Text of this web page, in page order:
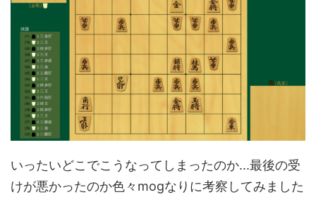
いったいどこでこうなってしまったのか...最後の受
けが悪かったのか色々mogなりに考察してみました